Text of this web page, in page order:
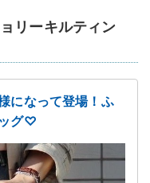
リーキルティン
になって登場！ふ
グ♡